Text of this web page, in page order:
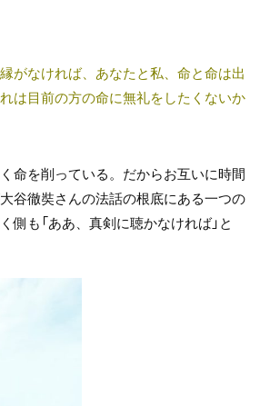
がなければ、あなたと私、命と命は出
は目前の方の命に無礼をしたくないか
命を削っている。だからお互いに時間
谷徹奘さんの法話の根底にある一つの
も「ああ、真剣に聴かなければ」と